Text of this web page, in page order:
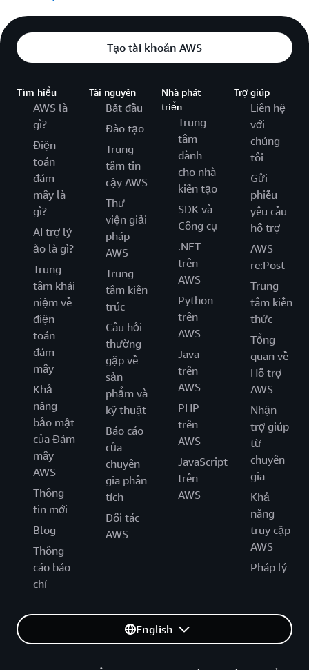
Tạo tài khoản AWS
Tìm hiểu
AWS là
gì?
Điện
toán
đám
mây là
gì?
AI trợ lý
ảo là gì?
Trung
tâm khái
niệm về
điện
toán
đám
mây
Khả
năng
bảo mật
của Đám
mây
AWS
Thông
tin mới
Blog
Thông
cáo báo
chí
Tài nguyên
Bắt đầu
Đào tạo
Trung
tâm tin
cậy AWS
Thư
viện giải
pháp
AWS
Trung
tâm kiến
trúc
Câu hỏi
thường
gặp về
sản
phẩm và
kỹ thuật
Báo cáo
của
chuyên
gia phân
tích
Đối tác
AWS
Nhà phát
triển
Trung
tâm
dành
cho nhà
kiến tạo
SDK và
Công cụ
.NET
trên
AWS
Python
trên
AWS
Java
trên
AWS
PHP
trên
AWS
JavaScript
trên
AWS
Trợ giúp
Liên hệ
với
chúng
tôi
Gửi
phiếu
yêu cầu
hỗ trợ
AWS
re:Post
Trung
tâm kiến
thức
Tổng
quan về
Hỗ trợ
AWS
Nhận
trợ giúp
từ
chuyên
gia
Khả
năng
truy cập
AWS
Pháp lý
English